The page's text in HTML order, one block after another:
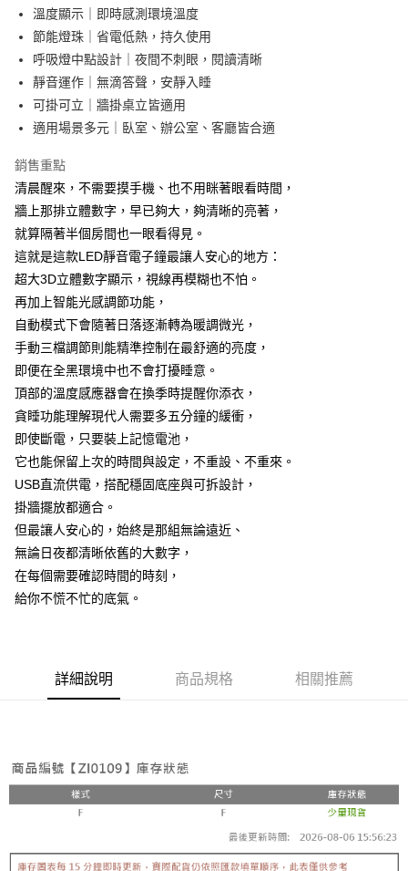
【關於「AFTEE先享後付」】
AFTEE先享後付是「在收到商品之後才付款」的支付方式。 讓您購物簡單
１．簡單：不需註冊會員、不需綁卡、不需儲值。
２．便利：只要手機號碼，簡訊認證，即可結帳。
３．安心：先確認商品／服務後，再付款。
【「AFTEE先享後付」結帳流程】
結帳頁面，進行簡訊認證並確認金額後，即可完成結帳。
２．訂單成立數日內，您將收到繳費通知簡訊。
３．收到繳費通知簡訊後14天內，點擊此簡訊中的連結，可透過四大超商／
ATM／網路銀行／等多元方式進行付款，方視為交易完成。
※ 請注意：結帳手續完成當下不需立刻繳費，但若您需要取消訂單，請聯絡
後付繳納相關費用。
※ 交易是否成功請以「AFTEE先享後付 」之結帳頁面顯示為準，若有關於
是否繳費成功／繳費後需取消欲退款等相關疑問，請聯繫「AFTEE先享後付
客戶支援中心」https://netprotections.freshdesk.com/support/home
【注意事項】
１．透過由恩沛科技股份有限公司提供之「AFTEE先享後付」服務完成之交
易，需依本服務之必要範圍內提供個人資料，並將交易相關給付款項請求債
權轉讓予恩沛科技股份有限公司。
２．關於個人資料處理事宜，請瀏覽以下網址：
３．未成年的使用者請事先徵得法定代理人或監護人之同意方可使用
「AFTEE先享後付」，若未經同意申辦者引起之損失，本公司不負相關責
任。
４．使用「AFTEE先享後付」時，將依據個別帳號之用戶狀況，依本公司即
時審查核予不同之上限額度；若仍有額度不足之情形，本公司將視審查結果
請求用戶進行身份認證。
恩沛科技股份有限公司將有權停止該用戶之使用額度並採取法律行動。
ATM付款
運送方式
全家取貨付款
每筆NT$60，滿NT$499(含以上)免運費
7-11取貨付款
每筆NT$60，滿NT$499(含以上)免運費
7-11取貨(快速到店)
宅配
每筆NT$100，滿NT$799(含以上)免運費
離島宅配
每筆NT$150
溫度顯示｜即時感測環境溫度
節能燈珠｜省電低熱，持久使用
呼吸燈中點設計｜夜間不刺眼，閱讀清晰
靜音運作｜無滴答聲，安靜入睡
可掛可立｜牆掛桌立皆適用
適用場景多元｜臥室、辦公室、客廳皆合適
銷售重點
清晨醒來，不需要摸手機、也不用眯著眼看時間，
牆上那排立體數字，早已夠大，夠清晰的亮著，
就算隔著半個房間也一眼看得見。
這就是這款LED靜音電子鐘最讓人安心的地方：
超大3D立體數字顯示，視線再模糊也不怕。
再加上智能光感調節功能，
自動模式下會隨著日落逐漸轉為暖調微光，
手動三檔調節則能精準控制在最舒適的亮度，
即便在全黑環境中也不會打擾睡意。
頂部的溫度感應器會在換季時提醒你添衣，
貪睡功能理解現代人需要多五分鐘的緩衝，
即使斷電，只要裝上記憶電池，
它也能保留上次的時間與設定，不重設、不重來。
USB直流供電，搭配穩固底座與可拆設計，
掛牆擺放都適合。
但最讓人安心的，始終是那組無論遠近、
無論日夜都清晰依舊的大數字，
在每個需要確認時間的時刻，
給你不慌不忙的底氣。
詳細說明 商品規格 相關推薦